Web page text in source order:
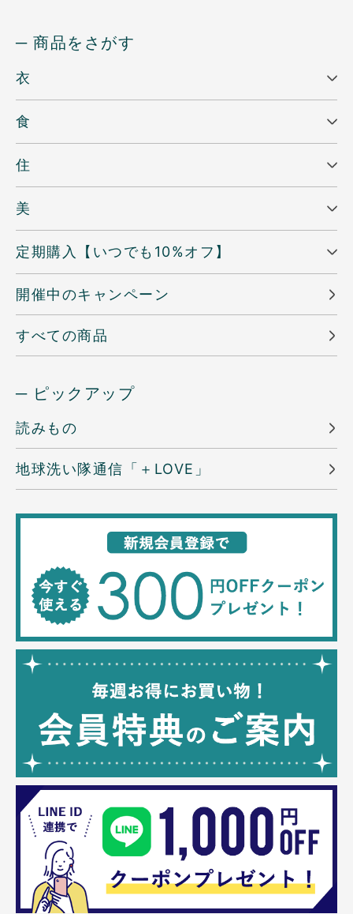
─ 商品をさがす
衣
食
住
美
定期購入【いつでも10%オフ】
開催中のキャンペーン
すべての商品
─ ピックアップ
読みもの
地球洗い隊通信「＋LOVE」